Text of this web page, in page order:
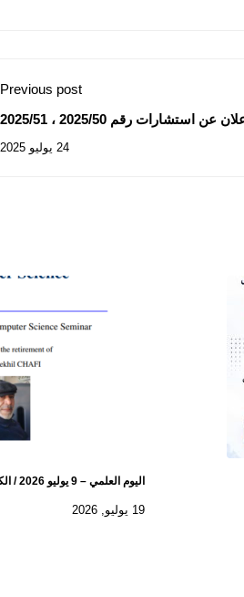
Previous post
استشارات رقم 2025/50 ، 2025/51
24 يوليو 2025
اليوم العلمي – 9 يوليو 2026 / الكتيب.
19 يوليو, 2026